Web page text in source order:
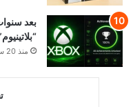
بعد
منذ 20 ساعة